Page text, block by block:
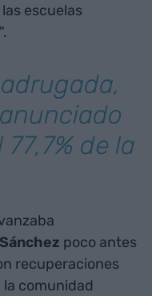
escuelas
de la
poco antes
recuperaciones
la comunidad